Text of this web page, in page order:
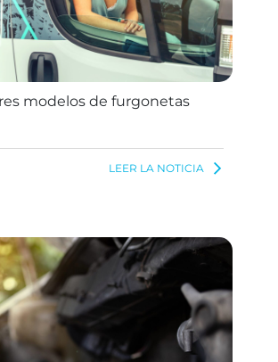
modelos de furgonetas
LEER LA NOTICIA